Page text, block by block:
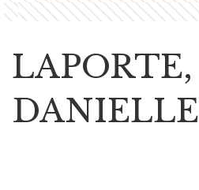
LAPORTE,
DANIELLE